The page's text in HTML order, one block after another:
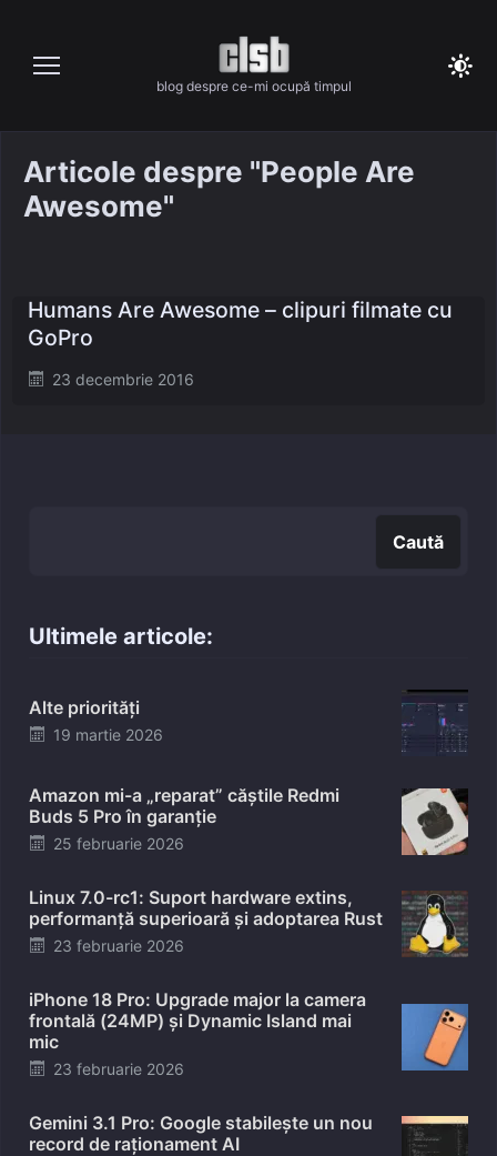
content
blog despre ce-mi ocupă timpul
Articole despre "People Are
Awesome"
Posted
23 decembrie 2016
Humans Are Awesome – clipuri filmate cu
GoPro
Caută
Ultimele articole:
Alte priorități
Posted
19 martie 2026
Amazon mi-a „reparat” căștile Redmi
Buds 5 Pro în garanție
Posted
25 februarie 2026
Linux 7.0-rc1: Suport hardware extins,
performanță superioară și adoptarea Rust
Posted
23 februarie 2026
iPhone 18 Pro: Upgrade major la camera
frontală (24MP) și Dynamic Island mai
mic
Posted
23 februarie 2026
Gemini 3.1 Pro: Google stabilește un nou
record de raționament AI